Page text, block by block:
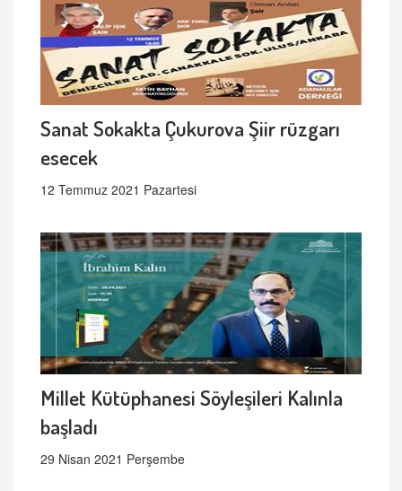
Sanat Sokakta Çukurova Şiir rüzgarı
esecek
12 Temmuz 2021 Pazartesi
Millet Kütüphanesi Söyleşileri Kalınla
başladı
29 Nisan 2021 Perşembe